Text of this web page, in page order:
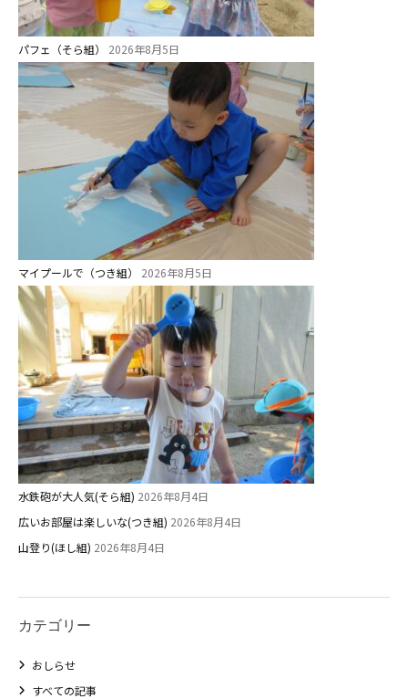
パフェ（そら組） 2026年8月5日
マイプールで（つき組） 2026年8月5日
水鉄砲が大人気(そら組) 2026年8月4日
広いお部屋は楽しいな(つき組) 2026年8月4日
山登り(ほし組) 2026年8月4日
カテゴリー
おしらせ
すべての記事
給⾷
課外教室
理事長のことば
教育と保育
美⽊多幼稚園の理想
園の1⽇
預かり保育［ヒラソル ]
美⽊多チコス
美⽊多チコスについて
美⽊多チコスブログ
未就園児クラス
0歳親子登園［マカロンクラス ]
1歳・2歳親子登園［マリポサクラ
ス ]
2歳児ひとり登園［ゆず組 ]
グループ施設・
学校法⼈鴨⾕学園 鳳幼稚園